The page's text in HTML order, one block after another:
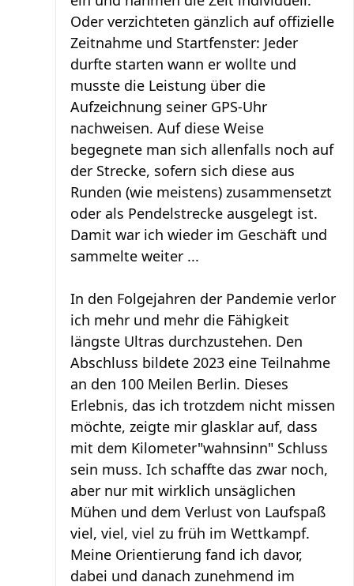
Oder verzichteten gänzlich auf offizielle
Zeitnahme und Startfenster: Jeder
durfte starten wann er wollte und
musste die Leistung über die
Aufzeichnung seiner GPS-Uhr
nachweisen. Auf diese Weise
begegnete man sich allenfalls noch auf
der Strecke, sofern sich diese aus
Runden (wie meistens) zusammensetzt
oder als Pendelstrecke ausgelegt ist.
Damit war ich wieder im Geschäft und
sammelte weiter ...
In den Folgejahren der Pandemie verlor
ich mehr und mehr die Fähigkeit
längste Ultras durchzustehen. Den
Abschluss bildete 2023 eine Teilnahme
an den 100 Meilen Berlin. Dieses
Erlebnis, das ich trotzdem nicht missen
möchte, zeigte mir glasklar auf, dass
mit dem Kilometer"wahnsinn" Schluss
sein muss. Ich schaffte das zwar noch,
aber nur mit wirklich unsäglichen
Mühen und dem Verlust von Laufspaß
viel, viel, viel zu früh im Wettkampf.
Meine Orientierung fand ich davor,
dabei und danach zunehmend im